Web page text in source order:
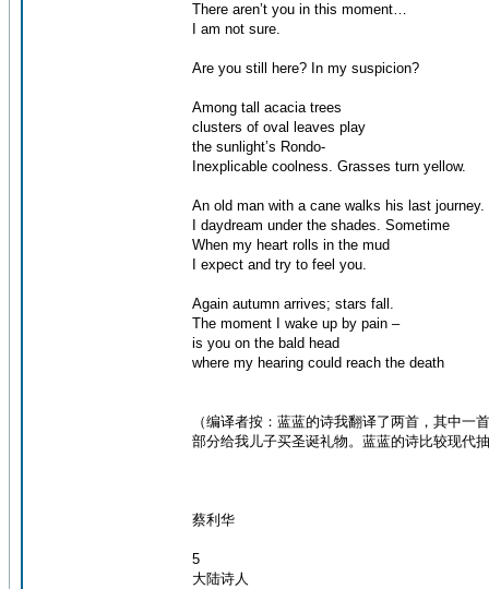
There aren’t you in this moment…
I am not sure.
Are you still here? In my suspicion?
Among tall acacia trees
clusters of oval leaves play
the sunlight’s Rondo-
Inexplicable coolness. Grasses turn yellow.
An old man with a cane walks his last journey.
I daydream under the shades. Sometime
When my heart rolls in the mud
I expect and try to feel you.
Again autumn arrives; stars fall.
The moment I wake up by pain –
is you on the bald head
where my hearing could reach the death
（编译者按：蓝蓝的诗我翻译了两首，其中一
部分给我儿子买圣诞礼物。蓝蓝的诗比较现代
蔡利华
5
大陆诗人